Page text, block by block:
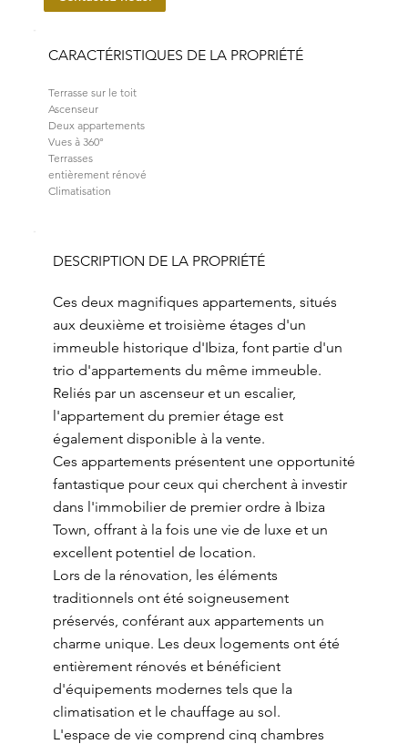
CARACTÉRISTIQUES DE LA PROPRIÉTÉ
Terrasse sur le toit
Ascenseur
Deux appartements
Vues à 360°
Terrasses
entièrement rénové
Climatisation
DESCRIPTION DE LA PROPRIÉTÉ
Ces deux magnifiques appartements, situés
aux deuxième et troisième étages d'un
immeuble historique d'Ibiza, font partie d'un
trio d'appartements du même immeuble.
Reliés par un ascenseur et un escalier,
l'appartement du premier étage est
également disponible à la vente.
Ces appartements présentent une opportunité
fantastique pour ceux qui cherchent à investir
dans l'immobilier de premier ordre à Ibiza
Town, offrant à la fois une vie de luxe et un
excellent potentiel de location.
Lors de la rénovation, les éléments
traditionnels ont été soigneusement
préservés, conférant aux appartements un
charme unique. Les deux logements ont été
entièrement rénovés et bénéficient
d'équipements modernes tels que la
climatisation et le chauffage au sol.
L'espace de vie comprend cinq chambres